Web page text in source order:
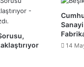
14